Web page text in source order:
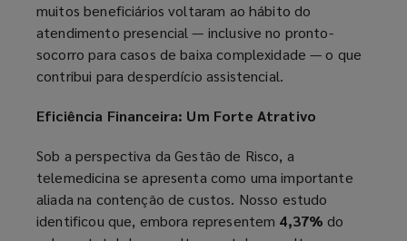
muitos beneficiários voltaram ao hábito do
atendimento presencial — inclusive no pronto-
socorro para casos de baixa complexidade — o que
contribui para desperdício assistencial.
Eficiência Financeira: Um Forte Atrativo
Sob a perspectiva da Gestão de Risco, a
telemedicina se apresenta como uma importante
aliada na contenção de custos. Nosso estudo
identificou que, embora representem 4,37% do